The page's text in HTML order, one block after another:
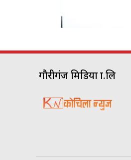
गौरीगंज मिडिया प्रा.लि